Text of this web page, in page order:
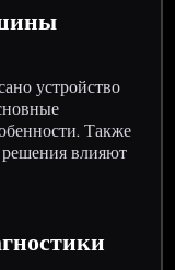
устройство
Также
решения влияют